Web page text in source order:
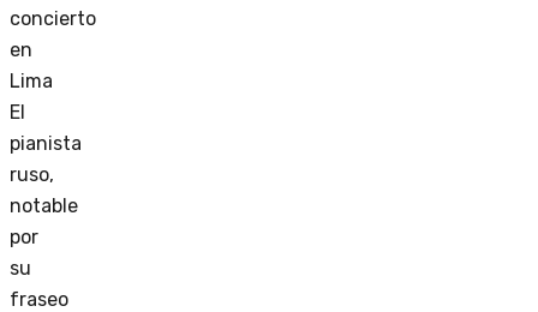
concierto
en
Lima
El
pianista
ruso,
notable
por
su
fraseo